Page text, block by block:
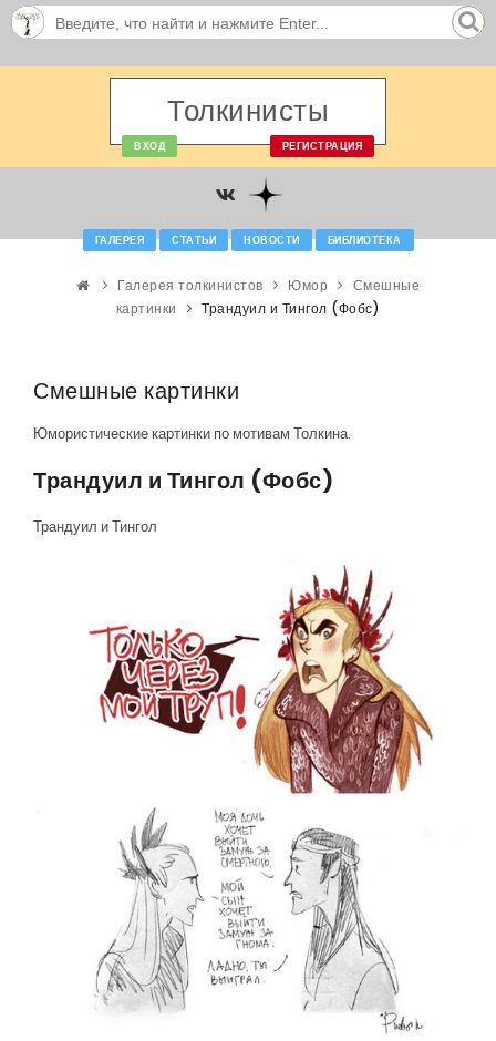
Толкинисты
ВХОД РЕГИСТРАЦИЯ
ГАЛЕРЕЯ СТАТЬИ НОВОСТИ БИБЛИОТЕКА
Галерея толкинистов Юмор
Смешные
картинки
Трандуил и Тингол (Фобс)
Смешные картинки
Юмористические картинки по мотивам Толкина.
Трандуил и Тингол (Фобс)
Трандуил и Тингол